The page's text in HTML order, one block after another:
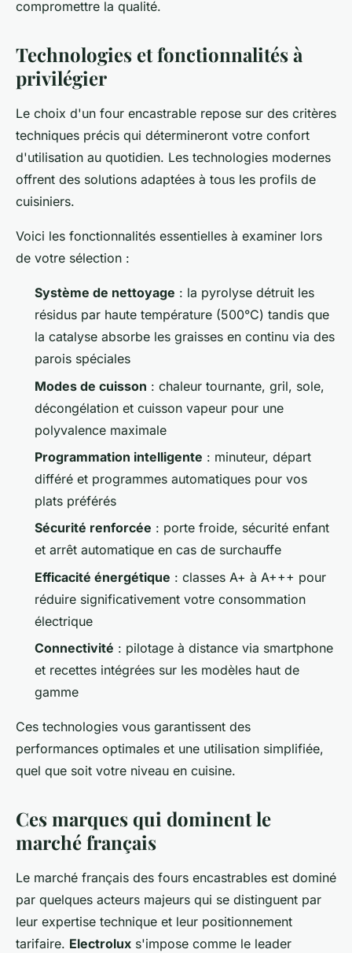
compromettre la qualité.
Technologies et fonctionnalités à
privilégier
Le choix d'un four encastrable repose sur des critères
techniques précis qui détermineront votre confort
d'utilisation au quotidien. Les technologies modernes
offrent des solutions adaptées à tous les profils de
cuisiniers.
Voici les fonctionnalités essentielles à examiner lors
de votre sélection :
Système de nettoyage : la pyrolyse détruit les
résidus par haute température (500°C) tandis que
la catalyse absorbe les graisses en continu via des
parois spéciales
Modes de cuisson : chaleur tournante, gril, sole,
décongélation et cuisson vapeur pour une
polyvalence maximale
Programmation intelligente : minuteur, départ
différé et programmes automatiques pour vos
plats préférés
Sécurité renforcée : porte froide, sécurité enfant
et arrêt automatique en cas de surchauffe
Efficacité énergétique : classes A+ à A+++ pour
réduire significativement votre consommation
électrique
Connectivité : pilotage à distance via smartphone
et recettes intégrées sur les modèles haut de
gamme
Ces technologies vous garantissent des
performances optimales et une utilisation simplifiée,
quel que soit votre niveau en cuisine.
Ces marques qui dominent le
marché français
Le marché français des fours encastrables est dominé
par quelques acteurs majeurs qui se distinguent par
leur expertise technique et leur positionnement
tarifaire. Electrolux s'impose comme le leader